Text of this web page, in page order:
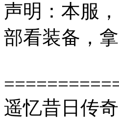
声明：本服
部看装备，
遥忆昔日传